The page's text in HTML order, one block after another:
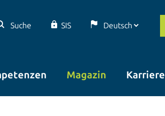
Suche SIS
Magazin Karriere